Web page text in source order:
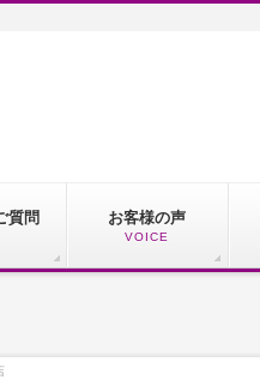
質問 お客様の声
VOICE